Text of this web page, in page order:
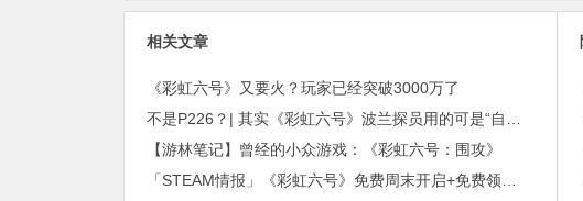
相关文章
《彩虹六号》又要火？玩家已经突破3000万了
不是P226？| 其实《彩虹六号》波兰探员用的可是“自家武器！”(上期福利开奖)
【游林笔记】曾经的小众游戏：《彩虹六号：围攻》
「STEAM情报」《彩虹六号》免费周末开启+免费领取￥21沙盒扮演游戏+“墓地星露谷”今日上架